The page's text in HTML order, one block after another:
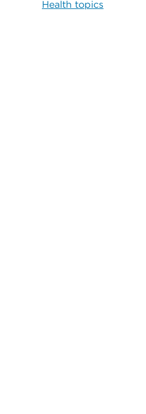
Health topics